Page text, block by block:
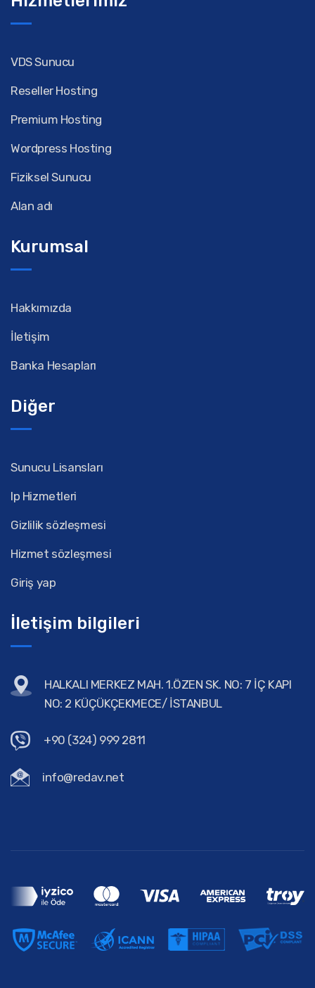
VDS Sunucu
Reseller Hosting
Premium Hosting
Wordpress Hosting
Fiziksel Sunucu
Alan adı
Kurumsal
Hakkımızda
İletişim
Banka Hesapları
Diğer
Sunucu Lisansları
Ip Hizmetleri
Gizlilik sözleşmesi
Hizmet sözleşmesi
Giriş yap
İletişim bilgileri
HALKALI MERKEZ MAH. 1.ÖZEN SK. NO: 7 İÇ KAPI
NO: 2 KÜÇÜKÇEKMECE/ İSTANBUL
+90 (324) 999 2811
info@redav.net